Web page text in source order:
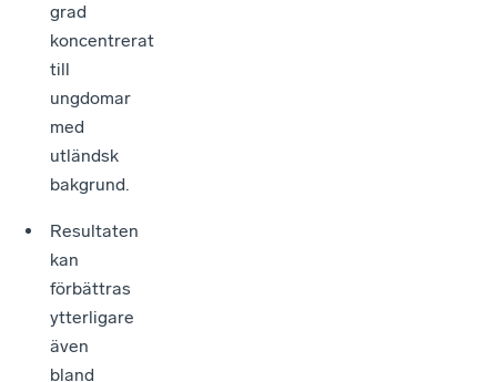
grad
koncentrerat
till
ungdomar
med
utländsk
bakgrund.
Resultaten
kan
förbättras
ytterligare
även
bland